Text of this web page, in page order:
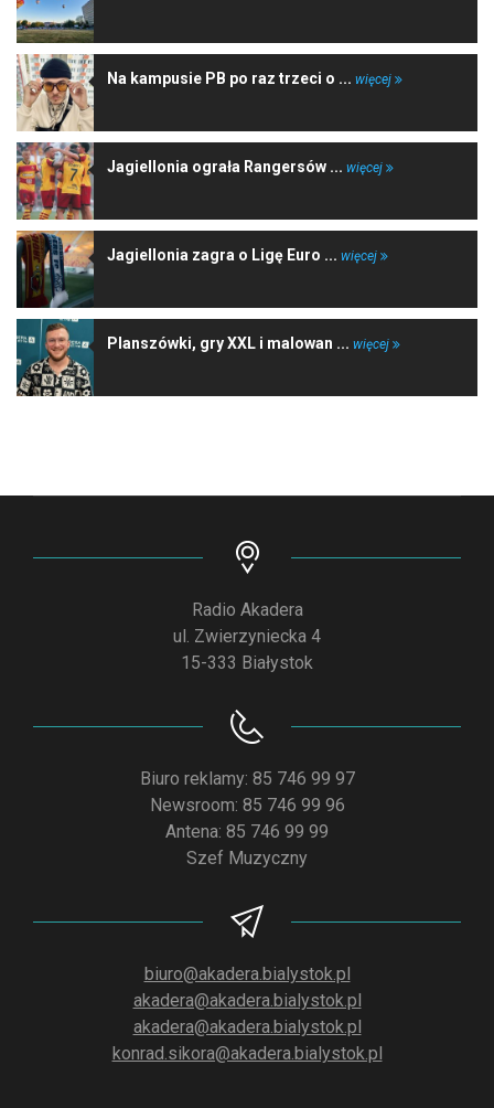
Na kampusie PB po raz trzeci o ... więcej
Jagiellonia ograła Rangersów ... więcej
Jagiellonia zagra o Ligę Euro ... więcej
Planszówki, gry XXL i malowan ... więcej
Radio Akadera
ul. Zwierzyniecka 4
15-333 Białystok
Biuro reklamy: 85 746 99 97
Newsroom: 85 746 99 96
Antena: 85 746 99 99
Szef Muzyczny
biuro@akadera.bialystok.pl
akadera@akadera.bialystok.pl
akadera@akadera.bialystok.pl
konrad.sikora@akadera.bialystok.pl